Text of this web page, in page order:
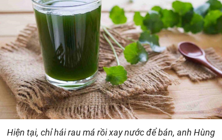
Hiện tại, chỉ hái rau má rồi xay nước để bán, anh Hùng